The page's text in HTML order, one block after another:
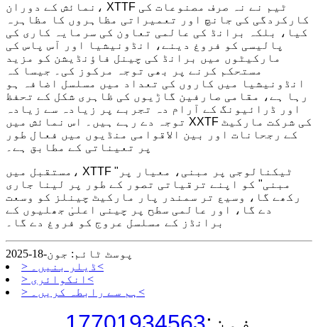
نمائش کے دوران، XTTF ٹیم نے نہ صرف مصنوعات کی
کارکردگی کی جانچ اور تعمیراتی مظاہروں کا مظاہرہ
کیا، بلکہ برانڈ کی عالمی تعاون کی سرمایہ کاری کی
پالیسی کو فروغ دینے، انڈونیشیا اور آس پاس کی
مارکیٹوں میں برانڈ کی چینل فاؤنڈیشن کو مزید
مستحکم کرنے پر بھی توجہ مرکوز کی۔ جیسا کہ
انڈونیشیا میں کاروں کی تعداد میں مسلسل اضافہ ہو
رہا ہے، مقامی صارفین گاڑیوں کی ظاہری شکل کے تحفظ
اور ڈرائیونگ کے آرام دہ تجربے پر زیادہ سے زیادہ
توجہ دے رہے ہیں۔ اس نمائش میں XXTF کی شرکت مارکیٹ
کے رجحانات اور بین الاقوامی منڈیوں میں فعال طور
پر تعیناتی کے مطابق ہے۔
مستقبل میں، XTTF "ٹیکنالوجی پر مبنی، معیار پر
مبنی" کو اپنے ترقیاتی تصور کے طور پر لینا جاری
رکھے گا، وسیع تر سمندر پار مارکیٹ چینلز کو وسعت
دے گا، اور عالمی سطح پر چینی اعلیٰ جھلیوں کے
برانڈز کے مسلسل عروج کو فروغ دے گا۔
پوسٹ ٹائم: جون-18-2025
> ڈیلر بنیں۔<
> انکوائری<
> ہم سے رابطہ کریں۔<